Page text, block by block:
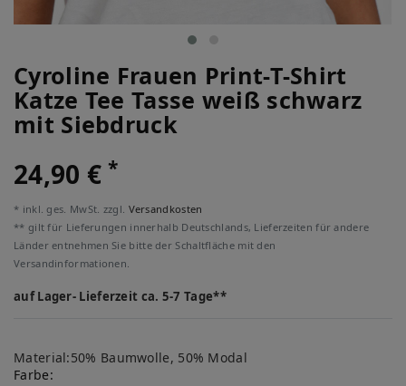
Cyroline Frauen Print-T-Shirt
Katze Tee Tasse weiß schwarz
mit Siebdruck
24,90 €*
* inkl. ges. MwSt. zzgl. Versandkosten
** gilt für Lieferungen innerhalb Deutschlands, Lieferzeiten für andere
Länder entnehmen Sie bitte der Schaltfläche mit den
Versandinformationen.
auf Lager- Lieferzeit ca. 5-7 Tage**
Material:50% Baumwolle, 50% Modal
Farbe: